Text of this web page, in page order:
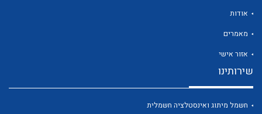
אודות
מאמרים
אזור אישי
שירותינו
חשמל מיתוג ואינסטלציה חשמלית